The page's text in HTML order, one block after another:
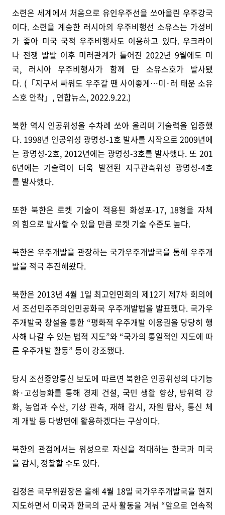
소련은 세계에서 처음으로 유인우주선을 쏘아올린 우주강국
이다. 소련을 계승한 러시아의 우주비행선 소유스는 가성비
가 좋아 미국 국적 우주비행사도 이용하고 있다. 우크라이
나 전쟁 발발 이후 미러관계가 틀어진 2022년 9월에도 미
국, 러시아 우주비행사가 함께 탄 소유스호가 발사됐
다. (「지구서 싸워도 우주갈 땐 사이좋게…미·러 태운 소유
스호 안착」, 연합뉴스, 2022.9.22.)
북한 역시 인공위성을 수차례 쏘아 올리며 기술력을 입증했
다. 1998년 인공위성 광명성-1호 발사를 시작으로 2009년에
는 광명성-2호, 2012년에는 광명성-3호를 발사했다. 또 201
6년에는 기술력이 더욱 발전된 지구관측위성 광명성-4호
를 발사했다.
또한 북한은 로켓 기술이 적용된 화성포-17, 18형을 자체
의 힘으로 발사할 수 있을 만큼 로켓 기술 수준도 높다.
북한은 우주개발을 관장하는 국가우주개발국을 통해 우주개
발을 적극 추진해왔다.
북한은 2013년 4월 1일 최고인민회의 제12기 제7차 회의에
서 조선민주주의인민공화국 우주개발법을 발표했다. 국가우
주개발국 창설을 통한 “평화적 우주개발 이용권을 당당히 행
사해 나갈 수 있는 법적 지도”와 “국가의 통일적인 지도에 따
른 우주개발 활동” 등이 강조됐다.
당시 조선중앙통신 보도에 따르면 북한은 인공위성의 다기능
화·고성능화를 통해 경제 건설, 국민 생활 향상, 방위력 강
화, 농업과 수산, 기상 관측, 재해 감시, 자원 탐사, 통신 체
계 개발 등 다방면에 활용하겠다는 구상이다.
북한의 관점에서는 위성으로 자신을 적대하는 한국과 미국
을 감시, 정찰할 수도 있다.
김정은 국무위원장은 올해 4월 18일 국가우주개발국을 현지
지도하면서 미국과 한국의 군사 활동을 겨눠 “앞으로 연속적